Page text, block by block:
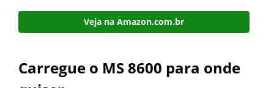
Veja na Amazon.com.br
Carregue o MS 8600 para onde